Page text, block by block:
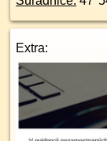
Extra: